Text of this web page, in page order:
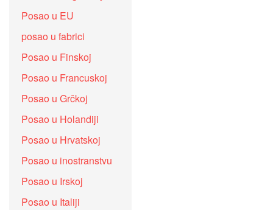
Posao u EU
posao u fabrici
Posao u Finskoj
Posao u Francuskoj
Posao u Grčkoj
Posao u Holandiji
Posao u Hrvatskoj
Posao u inostranstvu
Posao u Irskoj
Posao u Italiji